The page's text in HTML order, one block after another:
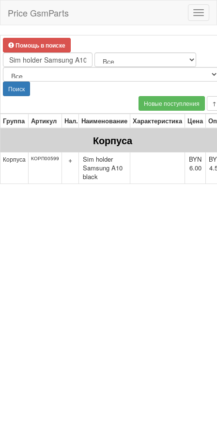
Price GsmParts
Помощь в поиске
Поиск
Новые поступления
↑
Группа Артикул Нал. Наименование Характеристика Цена
Корпуса
Корпуса КОРП00599 +
Sim holder
Samsung A10
black
BYN
6.00